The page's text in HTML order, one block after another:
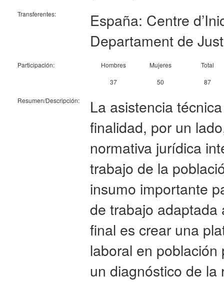
Transferentes:
España: Centre
Departament de
Participación: Hombres Mujeres
Total
37
50 87
Resumen/Descripción:
La asistencia
finalidad, por un
normativa jurídica
trabajo de la
insumo importante
de trabajo adaptada
final es crear una
laboral en
un diagnóstico de la